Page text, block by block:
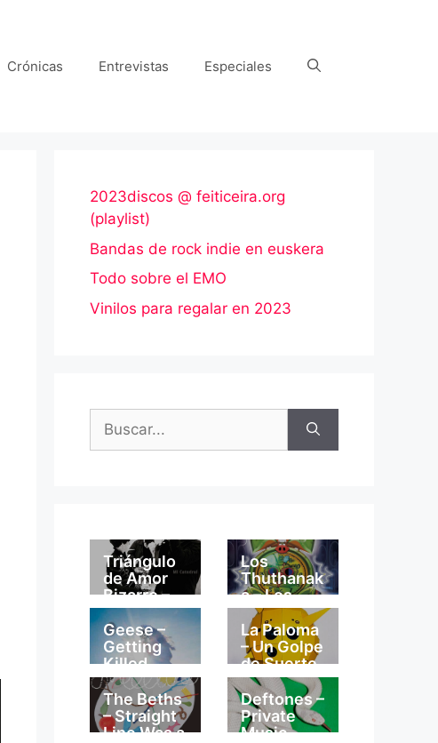
Crónicas Entrevistas Especiales
2023discos @ feiticeira.org
(playlist)
Bandas de rock indie en euskera
Todo sobre el EMO
Vinilos para regalar en 2023
Triángulo
de Amor
Bizarro –
Mi
Catedral
Los
Thuthanak
a – Los
Thuthanak
a
Geese –
Getting
Killed
La Paloma
– Un Golpe
de Suerte
The Beths
– Straight
Line Was a
Deftones –
Private
Music